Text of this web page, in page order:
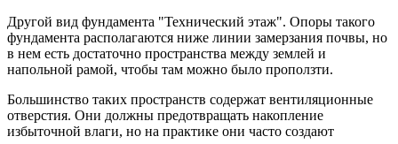
Другой вид фундамента "Технический этаж". Опоры такого
фундамента располагаются ниже линии замерзания почвы, но
в нем есть достаточно пространства между землей и
напольной рамой, чтобы там можно было проползти.
Большинство таких пространств содержат вентиляционные
отверстия. Они должны предотвращать накопление
избыточной влаги, но на практике они часто создают